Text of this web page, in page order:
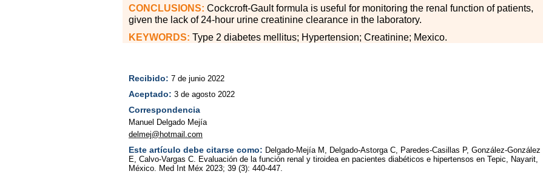
CONCLUSIONS: Cockcroft-Gault formula is useful for monitoring the renal function of patients,
given the lack of 24-hour urine creatinine clearance in the laboratory.
KEYWORDS: Type 2 diabetes mellitus; Hypertension; Creatinine; Mexico.
Recibido: 7 de junio 2022
Aceptado: 3 de agosto 2022
Correspondencia
Manuel Delgado Mejía
delmej@hotmail.com
Este artículo debe citarse como: Delgado-Mejía M, Delgado-Astorga C, Paredes-Casillas P, González-González
E, Calvo-Vargas C. Evaluación de la función renal y tiroidea en pacientes diabéticos e hipertensos en Tepic, Nayarit,
México. Med Int Méx 2023; 39 (3): 440-447.